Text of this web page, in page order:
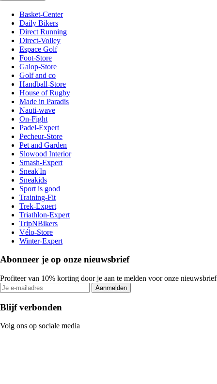
Basket-Center
Daily Bikers
Direct Running
Direct-Volley
Espace Golf
Foot-Store
Galop-Store
Golf and co
Handball-Store
House of Rugby
Made in Paradis
Nauti-wave
On-Fight
Padel-Expert
Pecheur-Store
Pet and Garden
Slowood Interior
Smash-Expert
Sneak'In
Sneakids
Sport is good
Training-Fit
Trek-Expert
Triathlon-Expert
TripNBikers
Vélo-Store
Winter-Expert
Abonneer je op onze nieuwsbrief
Profiteer van 10% korting door je aan te melden voor onze nieuwsbrief
Aanmelden
Blijf verbonden
Volg ons op sociale media